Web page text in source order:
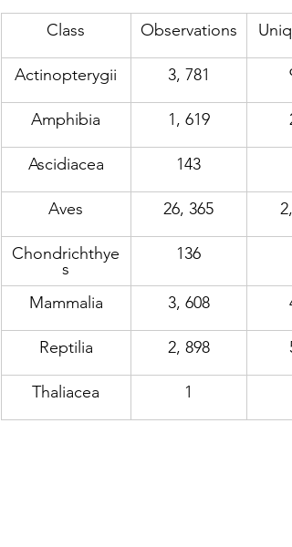
Class Observations
Actinopterygii 3, 781
Amphibia 1, 619
Ascidiacea 143
Aves 26, 365
Chondrichthye
s
136
Mammalia 3, 608
Reptilia 2, 898
Thaliacea 1